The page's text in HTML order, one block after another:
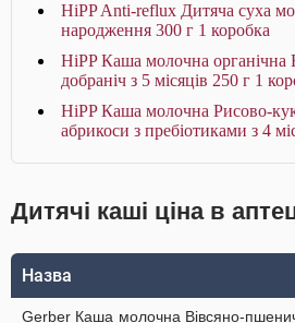
HiPP Anti-reflux Дитяча суха
народження 300 г 1 коробка
HiPP Каша молочна органічна
добраніч з 5 місяців 250 г 1
HiPP Каша молочна Рисово-
абрикоси з пребіотиками з 4
Дитячі каші ціна в
Назва
Gerber Каша молочна Вівсяно-